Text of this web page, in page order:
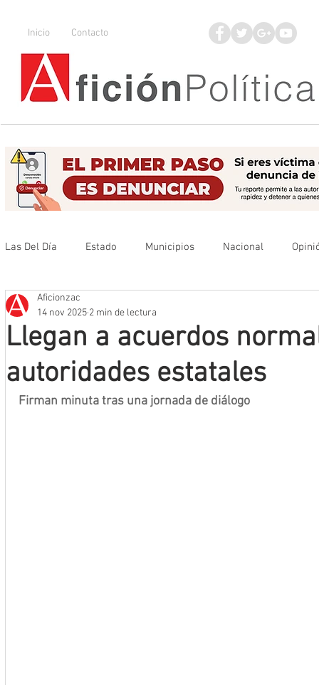
Inicio Contacto
Las Del Día Estado Municipios Nacional
Que no se olvide
Mineros LNBP
Llegan a acuerdos
autoridades estatales
Aficionzac
14 nov 2025 2 min de lectura
Firman minuta tras una jornada de diálogo